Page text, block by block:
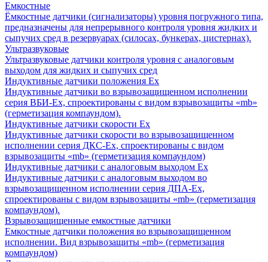
Емкостные
Ёмкостные датчики (сигнализаторы) уровня погружного типа,
предназначены для непрерывного контроля уровня жидких и
сыпучих сред в резервуарах (силосах, бункерах, цистернах).
Ультразвуковые
Ультразвуковые датчики контроля уровня с аналоговым
выходом для жидких и сыпучих сред
Индуктивные датчики положения Ех
Индуктивные датчики во взрывозащищенном исполнении
серия ВБИ-Ех, спроектированы с видом взрывозащиты «mb»
(герметизация компаундом).
Индуктивные датчики скорости Ех
Индуктивные датчики скорости во взрывозащищенном
исполнении серия ДКС-Ех, спроектированы с видом
взрывозащиты «mb» (герметизация компаундом)
Индуктивные датчики с аналоговым выходом Ех
Индуктивные датчики с аналоговым выходом во
взрывозащищенном исполнении серия ДПА-Ех,
спроектированы с видом взрывозащиты «mb» (герметизация
компаундом).
Взрывозащищенные емкостные датчики
Емкостные датчики положения во взрывозащищенном
исполнении. Вид взрывозащиты «mb» (герметизация
компаундом)